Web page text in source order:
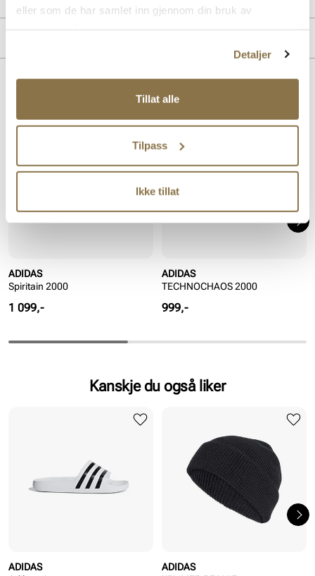
eller som de har samlet inn gjennom din bruk av
Detaljer
Tillat alle
Tilpass
Ikke tillat
Lignende produkter
ADIDAS
Spiritain 2000
Pris
1 099,-
ADIDAS
TECHNOCHAOS 2000
Pris
999,-
Kanskje du også liker
ADIDAS
ADIDAS